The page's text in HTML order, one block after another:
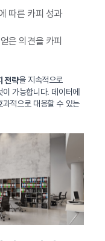
따른 카피 성과
은 의견을 카피
전략을 지속적으로
가능합니다. 데이터에
적으로 대응할 수 있는